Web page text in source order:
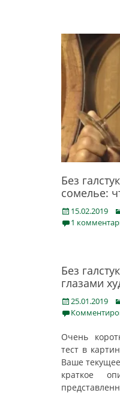
Без
сомелье:
Posted
on
15.02.2019
1
Без
глазами
Posted
on
25.01.2019
Очень
тест в
Ваше
краткое